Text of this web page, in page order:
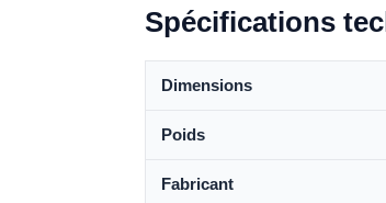
Spécifications
Dimensions
Poids
Fabricant